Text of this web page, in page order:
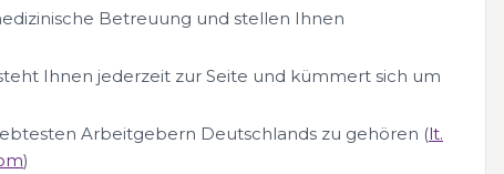
Betreuung und stellen Ihnen
Ihnen jederzeit zur Seite und kümmert sich um
Arbeitgebern Deutschlands zu gehören (lt.
)